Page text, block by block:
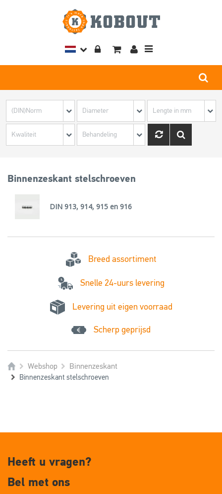
Toggle
Binnenzeskant stelschroeven
DIN 913, 914, 915 en 916
Breed assortiment
Snelle 24-uurs levering
Levering uit eigen voorraad
Scherp geprijsd
Webshop Binnenzeskant
Binnenzeskant stelschroeven
Heeft u vragen?
Bel met ons